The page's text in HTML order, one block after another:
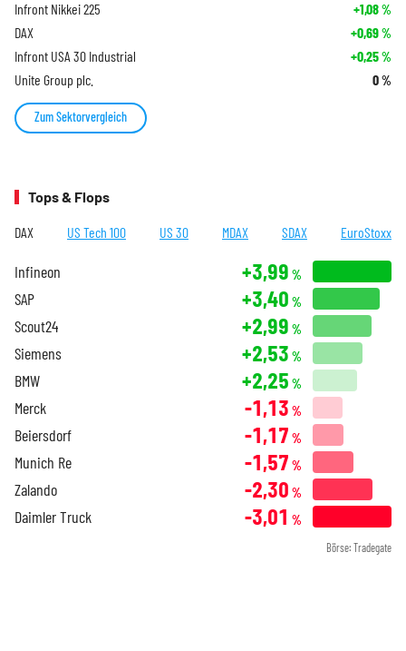
Infront Nikkei 225 +1,08%
DAX +0,69%
Infront USA 30 Industrial +0,25%
Unite Group plc. 0%
Zum Sektorvergleich
Tops & Flops
DAX US Tech 100 US 30 MDAX SDAX EuroStoxx
Infineon +3,99 %
SAP +3,40 %
Scout24 +2,99 %
Siemens +2,53 %
BMW +2,25 %
Merck -1,13 %
Beiersdorf -1,17 %
Munich Re -1,57 %
Zalando -2,30 %
Daimler Truck -3,01 %
Börse: Tradegate